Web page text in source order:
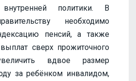
внутренней политики. В
необходимо
пенсий, а также
сверх прожиточного
вдвое размер
за ребёнком инвалидом,